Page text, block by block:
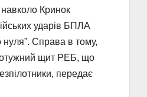
Кринок
ударів БПЛА
нуля”. Справа в тому,
щит РЕБ, що
передає